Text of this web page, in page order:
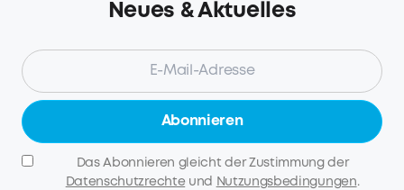
Neues & Aktuelles
Abonnieren
Das Abonnieren gleicht der Zustimmung der
Datenschutzrechte und Nutzungsbedingungen.